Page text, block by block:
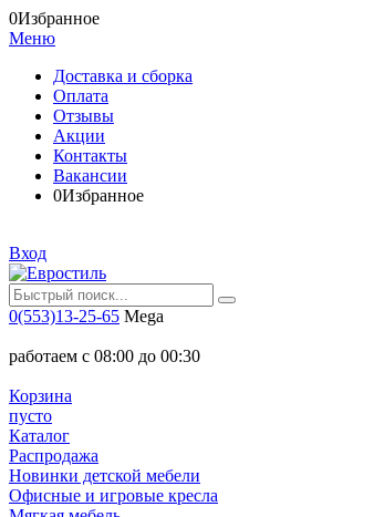
0Избранное
Меню
Доставка и сборка
Оплата
Отзывы
Акции
Контакты
Вакансии
0Избранное
Вход
0(553)13-25-65 Mega
работаем с 08:00 до 00:30
Корзина
пусто
Каталог
Распродажа
Новинки детской мебели
Офисные и игровые кресла